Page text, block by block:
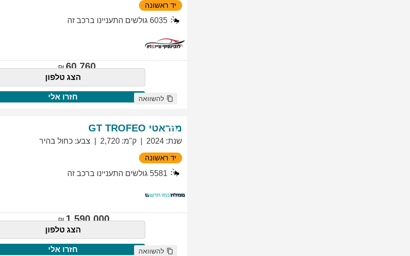
יד ראשונה
6035 גולשים התעניינו ברכב זה
60,760
הצג טלפון
חזרו אלי להשוואה
מזראטי GT TROFEO
שנת:
2024 ק"מ:
2,720 צבע: כחול בהיר
יד ראשונה
5581 גולשים התעניינו ברכב זה
1,590,000
הצג טלפון
חזרו אלי להשוואה